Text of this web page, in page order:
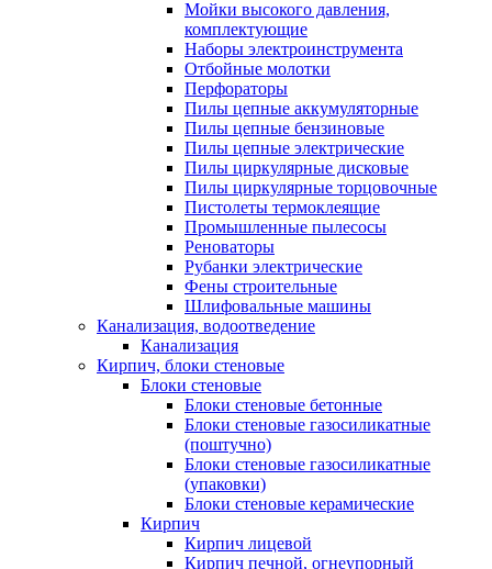
Мойки высокого давления,
комплектующие
Наборы электроинструмента
Отбойные молотки
Перфораторы
Пилы цепные аккумуляторные
Пилы цепные бензиновые
Пилы цепные электрические
Пилы циркулярные дисковые
Пилы циркулярные торцовочные
Пистолеты термоклеящие
Промышленные пылесосы
Реноваторы
Рубанки электрические
Фены строительные
Шлифовальные машины
Канализация, водоотведение
Канализация
Кирпич, блоки стеновые
Блоки стеновые
Блоки стеновые бетонные
Блоки стеновые газосиликатные
(поштучно)
Блоки стеновые газосиликатные
(упаковки)
Блоки стеновые керамические
Кирпич
Кирпич лицевой
Кирпич печной, огнеупорный